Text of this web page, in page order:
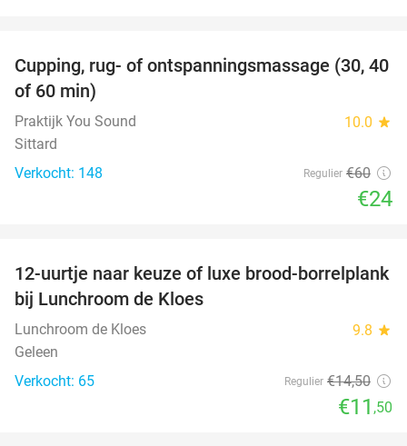
60%
Cupping, rug- of ontspanningsmassage (30, 40
of 60 min)
Praktijk You Sound 10.0 star
Sittard
Verkocht: 148
Regulier €60
€24
21%
12-uurtje naar keuze of luxe brood-borrelplank
bij Lunchroom de Kloes
Lunchroom de Kloes 9.8 star
Geleen
Verkocht: 65
Regulier €14,50
€11 ,50